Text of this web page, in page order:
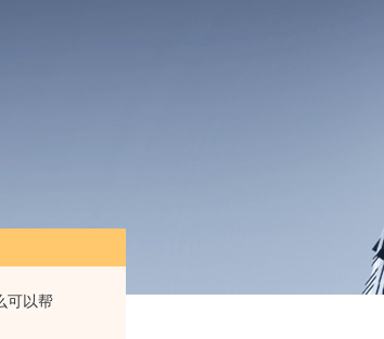
可以帮